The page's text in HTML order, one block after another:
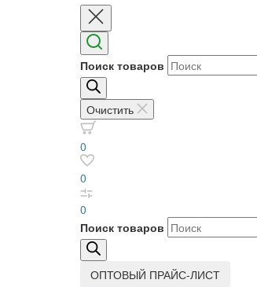
Поиск товаров
Очистить
0
0
0
Поиск товаров
ОПТОВЫЙ ПРАЙС-ЛИСТ